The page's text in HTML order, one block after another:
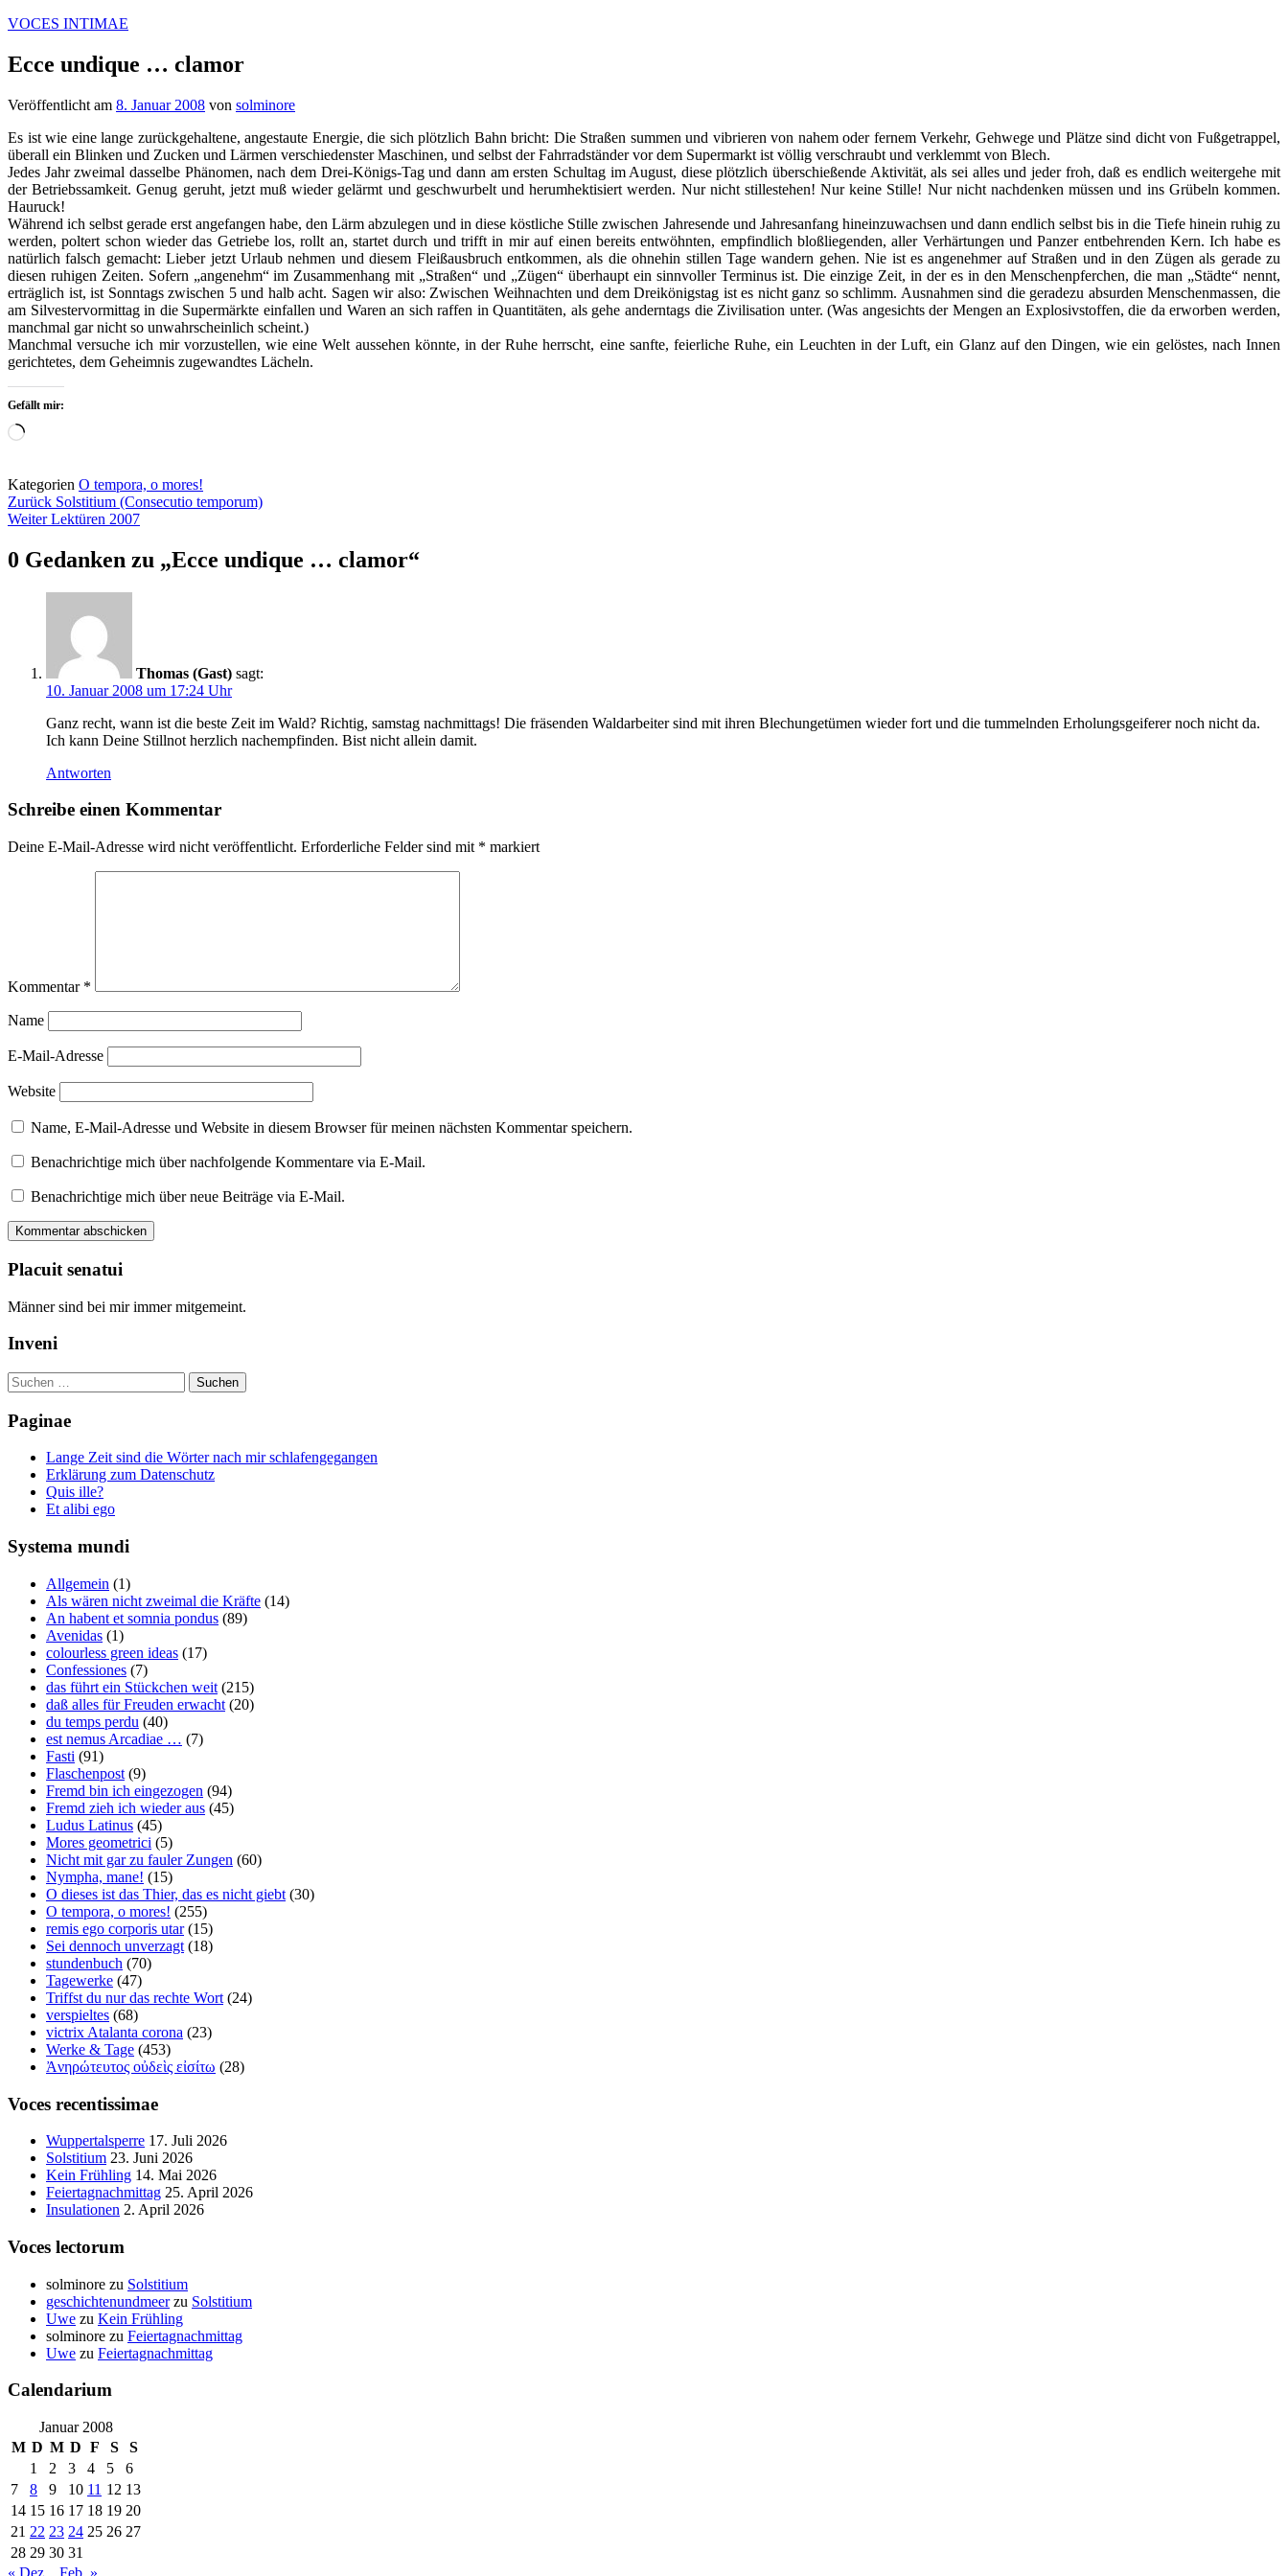
Zum
springen
VOCES INTIMAE
Ecce undique … clamor
Veröffentlicht am 8. Januar 2008 von solminore
Es ist wie eine lange zurückgehaltene, angestaute Energie, die sich plötzlich Bahn bricht: Die Straßen summen und vibrieren von nahem oder fernem Verkehr, Gehwege und Plätze sind dicht von Fußgetrappel,
überall ein Blinken und Zucken und Lärmen verschiedenster Maschinen, und selbst der Fahrradständer vor dem Supermarkt ist völlig verschraubt und verklemmt von Blech.
Jedes Jahr zweimal dasselbe Phänomen, nach dem Drei-Königs-Tag und dann am ersten Schultag im August, diese plötzlich überschießende Aktivität, als sei alles und jeder froh, daß es endlich weitergehe mit
der Betriebssamkeit. Genug geruht, jetzt muß wieder gelärmt und geschwurbelt und herumhektisiert werden. Nur nicht stillestehen! Nur keine Stille! Nur nicht nachdenken müssen und ins Grübeln kommen.
Hauruck!
Während ich selbst gerade erst angefangen habe, den Lärm abzulegen und in diese köstliche Stille zwischen Jahresende und Jahresanfang hineinzuwachsen und dann endlich selbst bis in die Tiefe hinein ruhig zu
werden, poltert schon wieder das Getriebe los, rollt an, startet durch und trifft in mir auf einen bereits entwöhnten, empfindlich bloßliegenden, aller Verhärtungen und Panzer entbehrenden Kern. Ich habe es
natürlich falsch gemacht: Lieber jetzt Urlaub nehmen und diesem Fleißausbruch entkommen, als die ohnehin stillen Tage wandern gehen. Nie ist es angenehmer auf Straßen und in den Zügen als gerade zu
diesen ruhigen Zeiten. Sofern „angenehm“ im Zusammenhang mit „Straßen“ und „Zügen“ überhaupt ein sinnvoller Terminus ist. Die einzige Zeit, in der es in den Menschenpferchen, die man „Städte“ nennt,
erträglich ist, ist Sonntags zwischen 5 und halb acht. Sagen wir also: Zwischen Weihnachten und dem Dreikönigstag ist es nicht ganz so schlimm. Ausnahmen sind die geradezu absurden Menschenmassen, die
am Silvestervormittag in die Supermärkte einfallen und Waren an sich raffen in Quantitäten, als gehe anderntags die Zivilisation unter. (Was angesichts der Mengen an Explosivstoffen, die da erworben werden,
manchmal gar nicht so unwahrscheinlich scheint.)
Manchmal versuche ich mir vorzustellen, wie eine Welt aussehen könnte, in der Ruhe herrscht, eine sanfte, feierliche Ruhe, ein Leuchten in der Luft, ein Glanz auf den Dingen, wie ein gelöstes, nach Innen
gerichtetes, dem Geheimnis zugewandtes Lächeln.
Gefällt mir:
Wird
Kategorien O tempora, o mores!
Beitragsnavigation
Zurück Solstitium (Consecutio temporum)
Weiter Lektüren 2007
0 Gedanken zu „Ecce undique … clamor“
Thomas (Gast) sagt:
10. Januar 2008 um 17:24 Uhr
Ganz recht, wann ist die beste Zeit im Wald? Richtig, samstag nachmittags! Die fräsenden Waldarbeiter sind mit ihren Blechungetümen wieder fort und die tummelnden Erholungsgeiferer noch nicht da.
Ich kann Deine Stillnot herzlich nachempfinden. Bist nicht allein damit.
Antworten
Schreibe einen Kommentar
Deine E-Mail-Adresse wird nicht veröffentlicht. Erforderliche Felder sind mit * markiert
Kommentar *
Name
E-Mail-Adresse
Website
Name, E-Mail-Adresse und Website in diesem Browser für meinen nächsten Kommentar speichern.
Benachrichtige mich über nachfolgende Kommentare via E-Mail.
Benachrichtige mich über neue Beiträge via E-Mail.
Placuit senatui
Männer sind bei mir immer mitgemeint.
Inveni
Suchen
nach:
Paginae
Lange Zeit sind die Wörter nach mir schlafengegangen
Erklärung zum Datenschutz
Quis ille?
Et alibi ego
Systema mundi
Allgemein (1)
Als wären nicht zweimal die Kräfte (14)
An habent et somnia pondus (89)
Avenidas (1)
colourless green ideas (17)
Confessiones (7)
das führt ein Stückchen weit (215)
daß alles für Freuden erwacht (20)
du temps perdu (40)
est nemus Arcadiae … (7)
Fasti (91)
Flaschenpost (9)
Fremd bin ich eingezogen (94)
Fremd zieh ich wieder aus (45)
Ludus Latinus (45)
Mores geometrici (5)
Nicht mit gar zu fauler Zungen (60)
Nympha, mane! (15)
O dieses ist das Thier, das es nicht giebt (30)
O tempora, o mores! (255)
remis ego corporis utar(15)
Sei dennoch unverzagt (18)
stundenbuch (70)
Tagewerke (47)
Triffst du nur das rechte Wort (24)
verspieltes (68)
victrix Atalanta corona (23)
Werke & Tage (453)
Ἀνηρώτευτος οὐδεὶς εἰσίτω (28)
Voces recentissimae
Wuppertalsperre 17. Juli 2026
Solstitium 23. Juni 2026
Kein Frühling 14. Mai 2026
Feiertagnachmittag 25. April 2026
Insulationen 2. April 2026
Voces lectorum
solminore zu Solstitium
geschichtenundmeerzu Solstitium
Uwe zu Kein Frühling
solminore zu Feiertagnachmittag
Uwe zu Feiertagnachmittag
Calendarium
Januar 2008
M D M D F S
S
1
2 3 4 5
6
7
8 9 10 11 12 13
14 15 16 17 18 19 20
21 22 23 24 25 26 27
28 29 30 31